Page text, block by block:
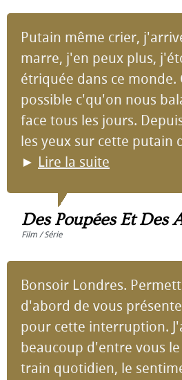
Putain même crier,
marre, j'en peux plus,
étriquée dans ce monde.
possible c'qu'on nous
face tous les jours.
les yeux sur cette putain
► Lire la suite
Des Poupées Et Des
Film / Série
Bonsoir Londres.
d'abord de vous
pour cette interruption.
beaucoup d'entre vous
train quotidien, le